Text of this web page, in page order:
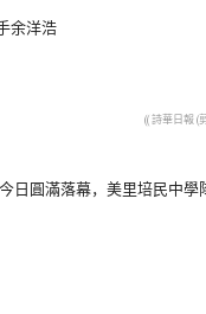
余洋浩
(( 詩華日報 (
日 圓滿落幕，美里培民中學